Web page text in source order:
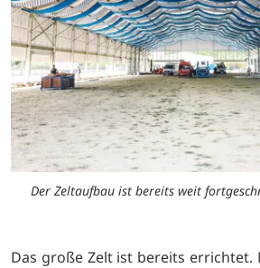
Der Zeltaufbau ist bereits weit
Das große Zelt ist bereits errichtet.